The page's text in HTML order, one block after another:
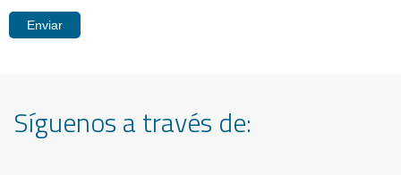
Enviar
Síguenos a través de: